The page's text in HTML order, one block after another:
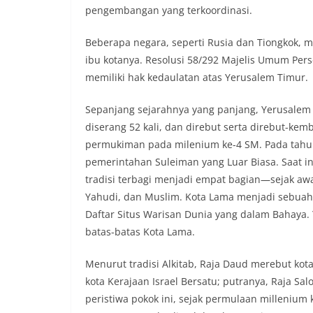
pengembangan yang terkoordinasi.
Beberapa negara, seperti Rusia dan Tiongkok,
ibu kotanya. Resolusi 58/292 Majelis Umum
memiliki hak kedaulatan atas Yerusalem Timur.
Sepanjang sejarahnya yang panjang,
diserang 52 kali, dan direbut serta direbut-
permukiman pada milenium ke-4 SM. Pada
pemerintahan Suleiman yang Luar Biasa. Saat
tradisi terbagi menjadi empat bagian—sejak
Yahudi, dan Muslim. Kota Lama menjadi
Daftar Situs Warisan Dunia yang dalam
batas-batas Kota Lama.
Menurut tradisi Alkitab, Raja Daud merebut
kota Kerajaan Israel Bersatu; putranya, Raja
peristiwa pokok ini, sejak permulaan millenium